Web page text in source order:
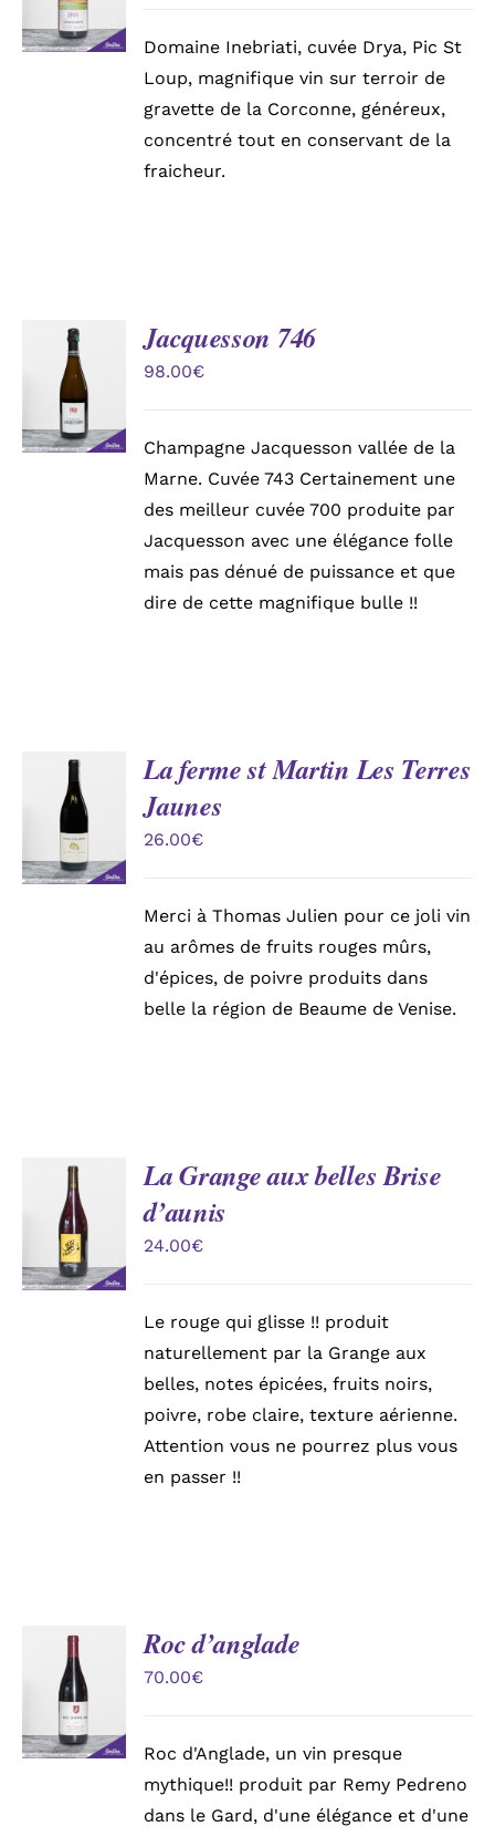
/
DÉTAILS
Domaine Inebriati, cuvée Drya, Pic St
Loup, magnifique vin sur terroir de
gravette de la Corconne, généreux,
concentré tout en conservant de la
fraicheur.
AJOUTER
AU
PANIER
/
DÉTAILS
Jacquesson 746
98.00€
Champagne Jacquesson vallée de la
Marne. Cuvée 743 Certainement une
des meilleur cuvée 700 produite par
Jacquesson avec une élégance folle
mais pas dénué de puissance et que
dire de cette magnifique bulle !!
AJOUTER
AU
PANIER
/
DÉTAILS
La ferme st Martin Les Terres
Jaunes
26.00€
Merci à Thomas Julien pour ce joli vin
au arômes de fruits rouges mûrs,
d'épices, de poivre produits dans
belle la région de Beaume de Venise.
AJOUTER
AU
PANIER
/
DÉTAILS
La Grange aux belles Brise
d’aunis
24.00€
Le rouge qui glisse !! produit
naturellement par la Grange aux
belles, notes épicées, fruits noirs,
poivre, robe claire, texture aérienne.
Attention vous ne pourrez plus vous
en passer !!
AJOUTER
AU
PANIER
/
DÉTAILS
Roc d’anglade
70.00€
Roc d'Anglade, un vin presque
mythique!! produit par Remy Pedreno
dans le Gard, d'une élégance et d'une